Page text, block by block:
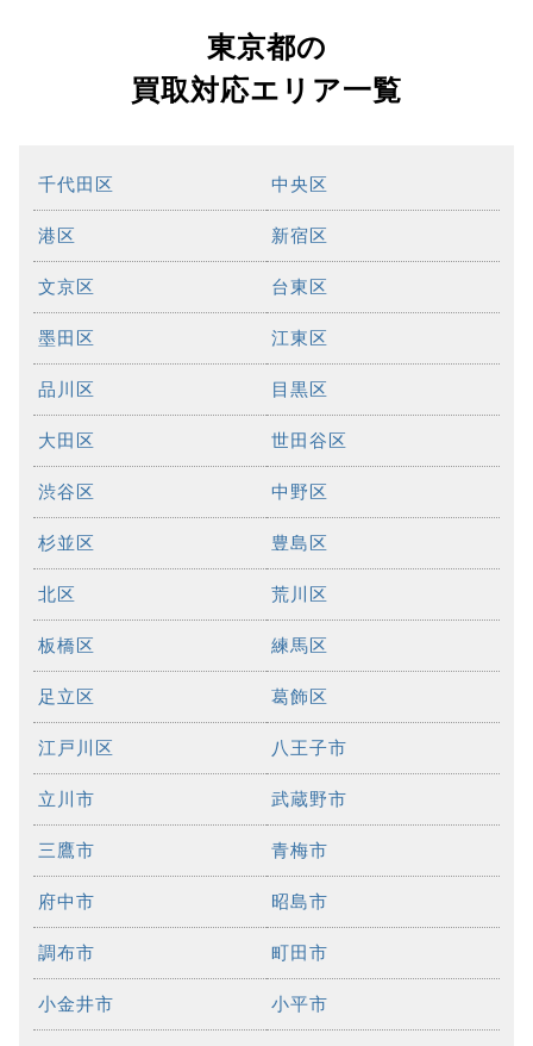
東京都の
買取対応エリア一覧
千代田区 中央区
港区 新宿区
文京区 台東区
墨田区 江東区
品川区 目黒区
大田区 世田谷区
渋谷区 中野区
杉並区 豊島区
北区 荒川区
板橋区 練馬区
足立区 葛飾区
江戸川区 八王子市
立川市 武蔵野市
三鷹市 青梅市
府中市 昭島市
調布市 町田市
小金井市 小平市